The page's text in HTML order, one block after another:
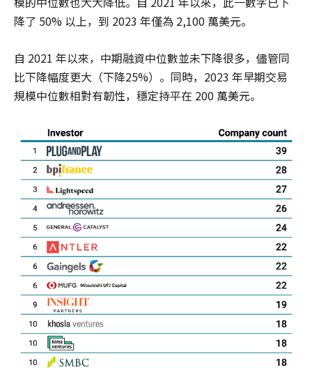
降了 50% 以上，到 2023 年僅為 2,100 萬美元。
自 2021 年以來，中期融資中位數並未下降很多，儘管同
比下降幅度更大（下降25%）。同時，2023 年早期交易
規模中位數相對有韌性，穩定持平在 200 萬美元。